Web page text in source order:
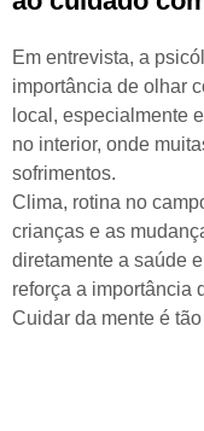
Em entrevista, a
importância de olhar
local, especialmente
no interior, onde
sofrimentos.
Clima, rotina no
crianças e as
diretamente a saúde
reforça a importância
Cuidar da mente é